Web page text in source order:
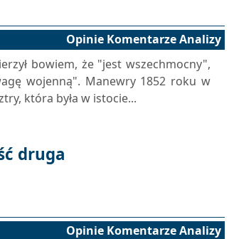
Opinie Komentarze Analizy
bowiem, że "jest wszechmocny",
wojenną". Manewry 1852 roku w
która była w istocie...
druga
Opinie Komentarze Analizy